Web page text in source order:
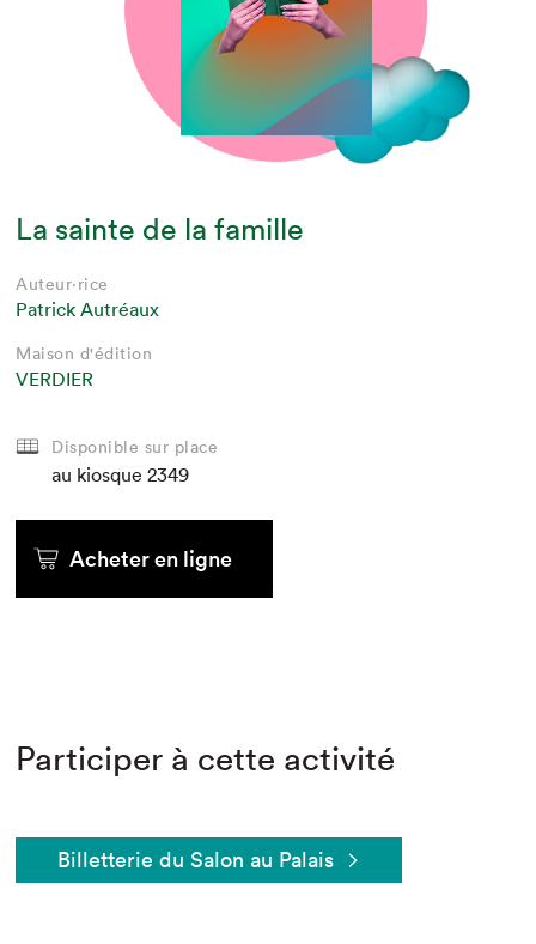
La sainte de la famille
Auteur·rice
Patrick Autréaux
Maison d'édition
VERDIER
Disponible sur place
au kiosque 2349
Acheter en ligne
Participer à cette activité
Billetterie du Salon au Palais